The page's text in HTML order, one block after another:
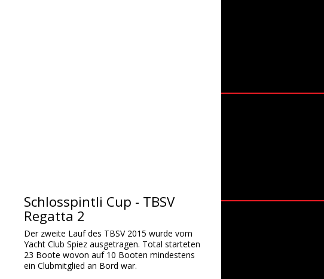
Schlosspintli Cup - TBSV
Regatta 2
Der zweite Lauf des TBSV 2015 wurde vom
Yacht Club Spiez ausgetragen. Total starteten
23 Boote wovon auf 10 Booten mindestens
ein Clubmitglied an Bord war.